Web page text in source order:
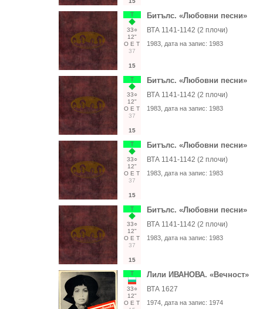
Т
33○
12"
О Е Т
37
15
Битълс. «Любовни песни»
ВТА 1141-1142 (2 плочи)
1983 , дата на запис: 1983
Т
33○
12"
О Е Т
37
15
Битълс. «Любовни песни»
ВТА 1141-1142 (2 плочи)
1983 , дата на запис: 1983
Т
33○
12"
О Е Т
37
15
Битълс. «Любовни песни»
ВТА 1141-1142 (2 плочи)
1983 , дата на запис: 1983
Т
33○
12"
О Е Т
37
15
Битълс. «Любовни песни»
ВТА 1141-1142 (2 плочи)
1983 , дата на запис: 1983
Т
33○
12"
О Е Т
Лили ИВАНОВА. «Вечност»
ВТА 1627
1974 , дата на запис: 1974